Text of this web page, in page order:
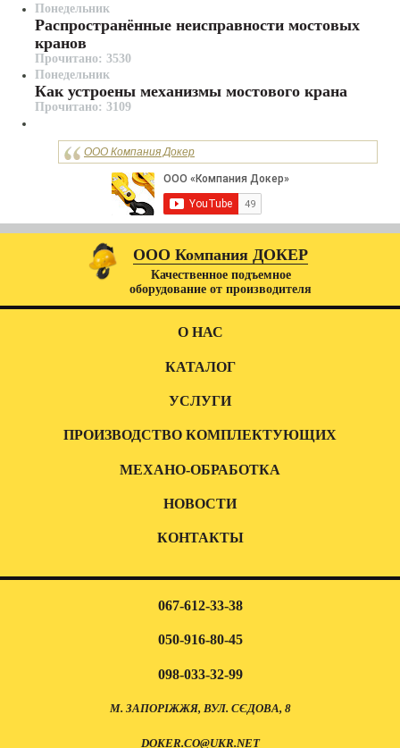
Понедельник
Распространённые неисправности мостовых
кранов
Прочитано: 3530
Понедельник
Как устроены механизмы мостового крана
Прочитано: 3109
ООО Компания Докер
ООО Компания ДОКЕР
Качественное подъемное
оборудование от производителя
О НАС
КАТАЛОГ
УСЛУГИ
ПРОИЗВОДСТВО КОМПЛЕКТУЮЩИХ
МЕХАНО-ОБРАБОТКА
НОВОСТИ
КОНТАКТЫ
067-612-33-38
050-916-80-45
098-033-32-99
М. ЗАПОРІЖЖЯ, ВУЛ. СЄДОВА, 8
DOKER.CO@UKR.NET